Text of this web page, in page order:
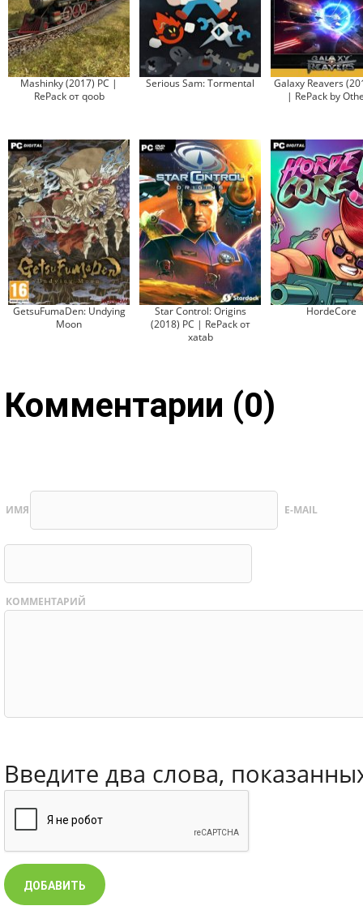
Mashinky (2017) РС |
RePack от qoob
Serious Sam: Tormental
Galaxy Reavers
| RePack by
GetsuFumaDen: Undying
Moon
Star Control: Origins
(2018) PC | RePack от
xatab
HordeCore
Комментарии (0)
ИМЯ E-MAIL
КОММЕНТАРИЙ
Введите два слова,